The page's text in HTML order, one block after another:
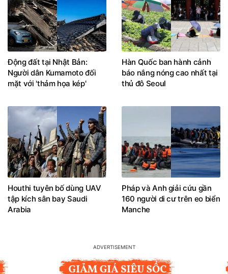
Động đất tại Nhật Bản:
Người dân Kumamoto đối
mặt với 'thảm họa kép'
Hàn Quốc ban hành cảnh
báo nắng nóng cao nhất tại
thủ đô Seoul
Houthi tuyên bố dùng UAV
tập kích sân bay Saudi
Arabia
Pháp và Anh giải cứu gần
160 người di cư trên eo biển
Manche